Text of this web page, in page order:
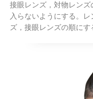
接眼レンズ，対物レン
入らないようにする。
ズ，接眼レンズの順にす